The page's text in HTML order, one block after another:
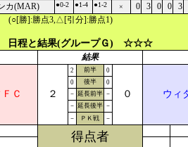
カ(MAR) ●0-2 ●1-4 ●1-2 × 0 3 0 0 3
(○[勝]:勝点3,△[引分]:勝点1)
程と結果(グループＧ) ☆☆☆
結果
Ｃ ２
2 前半 0
０ ウィ
0 後半
0
－ 延長前半 －
－ 延長後半 －
－
ＰＫ戦 －
得点者